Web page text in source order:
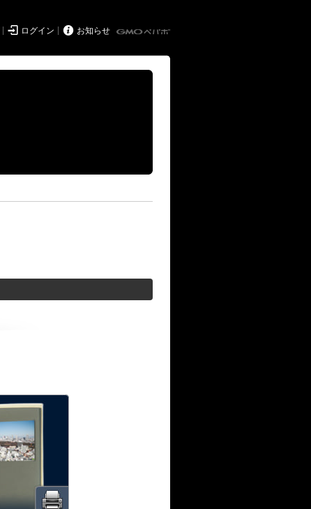
 ログイン  お知らせ